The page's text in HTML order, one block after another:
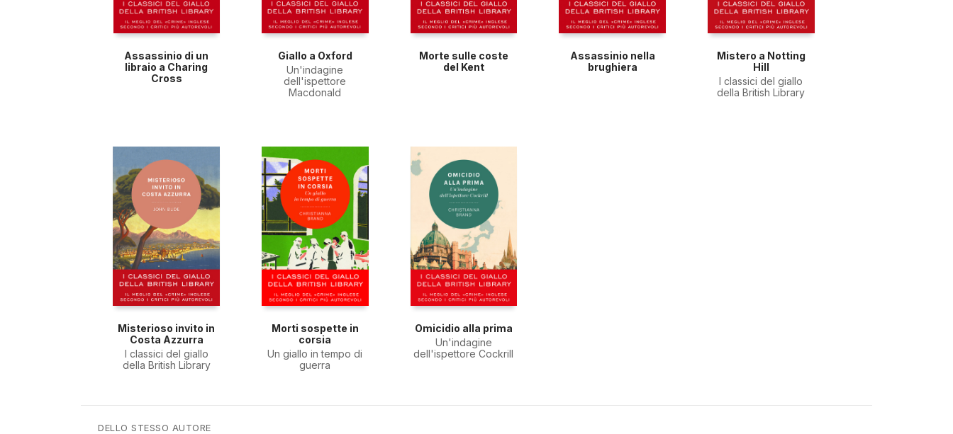
Assassinio di un
libraio a Charing
Cross
Giallo a Oxford
Un'indagine
dell'ispettore
Macdonald
Morte sulle coste
del Kent
Assassinio nella
brughiera
Mistero a Notting
Hill
I classici del giallo
della British Library
Misterioso invito in
Costa Azzurra
I classici del giallo
della British Library
Morti sospette in
corsia
Un giallo in tempo di
guerra
Omicidio alla prima
Un'indagine
dell'ispettore Cockrill
DELLO STESSO AUTORE